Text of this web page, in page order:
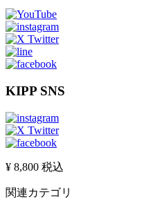
KIPP SNS
¥ 8,800 税込
関連カテゴリ